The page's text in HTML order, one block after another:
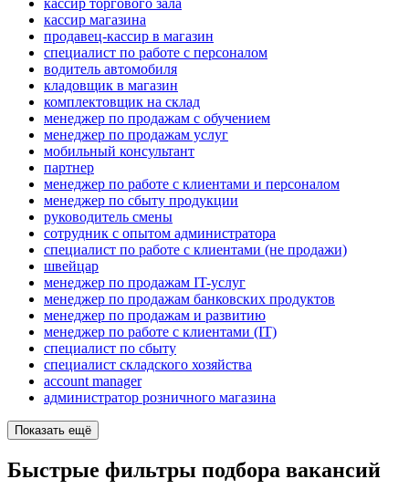
кассир торгового зала
кассир магазина
продавец-кассир в магазин
специалист по работе с персоналом
водитель автомобиля
кладовщик в магазин
комплектовщик на склад
менеджер по продажам с обучением
менеджер по продажам услуг
мобильный консультант
партнер
менеджер по работе с клиентами и персоналом
менеджер по сбыту продукции
руководитель смены
сотрудник с опытом администратора
специалист по работе с клиентами (не продажи)
швейцар
менеджер по продажам IT-услуг
менеджер по продажам банковских продуктов
менеджер по продажам и развитию
менеджер по работе с клиентами (IT)
специалист по сбыту
специалист складского хозяйства
account manager
администратор розничного магазина
Показать ещё
Быстрые фильтры подбора вакансий